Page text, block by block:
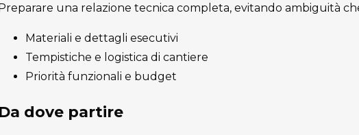
Preparare una relazione tecnica completa, evitando ambiguità
Materiali e dettagli esecutivi
Tempistiche e logistica di cantiere
Priorità funzionali e budget
Da dove partire